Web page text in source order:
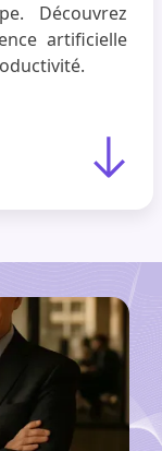
Découvrez
artificielle